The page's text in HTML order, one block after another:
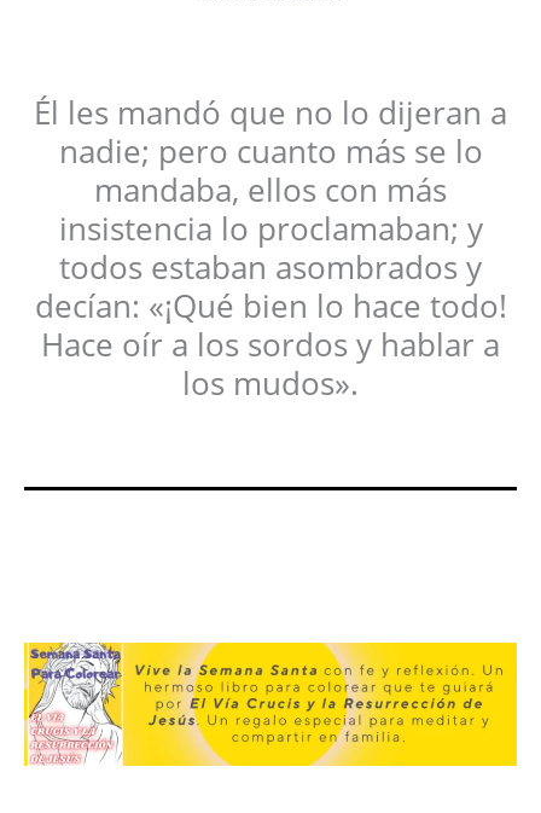
Él les mandó que no lo dijeran a
nadie; pero cuanto más se lo
mandaba, ellos con más
insistencia lo proclamaban; y
todos estaban asombrados y
decían: «¡Qué bien lo hace todo!
Hace oír a los sordos y hablar a
los mudos».